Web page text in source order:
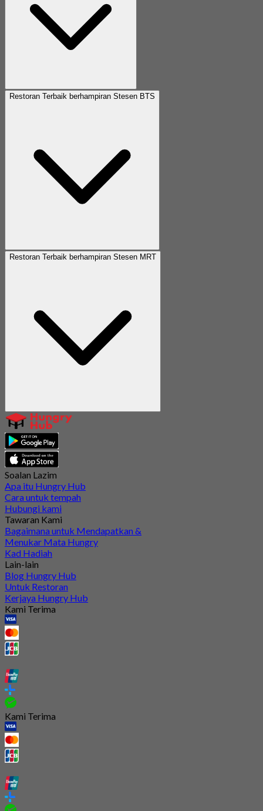
Restoran Terbaik berhampiran Stesen BTS
Restoran Terbaik berhampiran Stesen MRT
Soalan Lazim
Apa itu Hungry Hub
Cara untuk tempah
Hubungi kami
Tawaran Kami
Bagaimana untuk Mendapatkan &
Menukar Mata Hungry
Kad Hadiah
Lain-lain
Blog Hungry Hub
Untuk Restoran
Kerjaya Hungry Hub
Kami Terima
Kami Terima